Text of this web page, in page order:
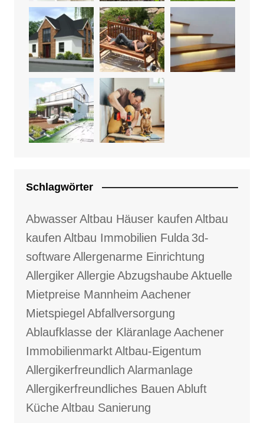
Schlagwörter
AbwasserAltbau Häuser kaufen Altbau
kaufen Altbau Immobilien Fulda 3d-
softwareAllergenarme Einrichtung
AllergikerAllergieAbzugshaubeAktuelle
Mietpreise Mannheim Aachener
Mietspiegel Abfallversorgung
Ablaufklasse der KläranlageAachener
ImmobilienmarktAltbau-Eigentum
Allergikerfreundlich Alarmanlage
Allergikerfreundliches Bauen Abluft
KücheAltbau Sanierung